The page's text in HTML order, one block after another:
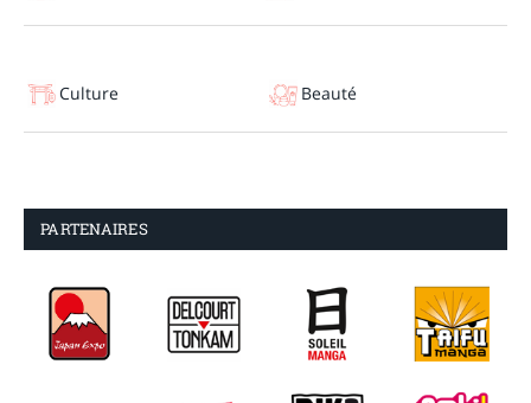
Culture Beauté
PARTENAIRES